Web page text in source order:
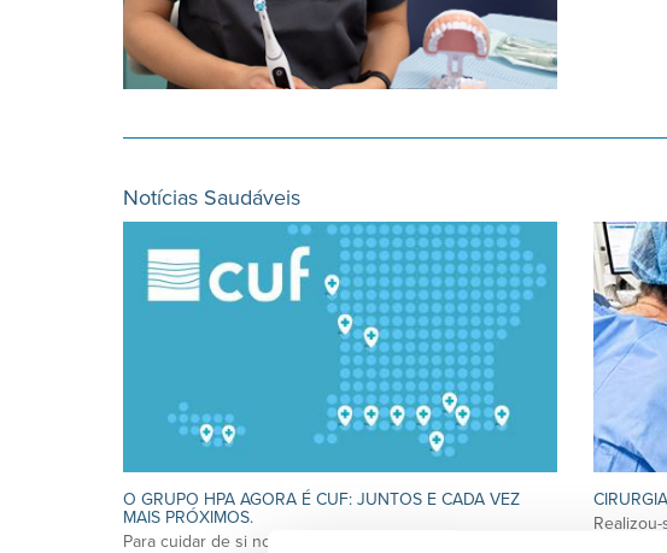
Notícias Saudáveis
O GRUPO HPA AGORA É CUF: JUNTOS E CADA VEZ
MAIS PRÓXIMOS.
Para cuidar de si no Algarve, Alentejo e Madeira